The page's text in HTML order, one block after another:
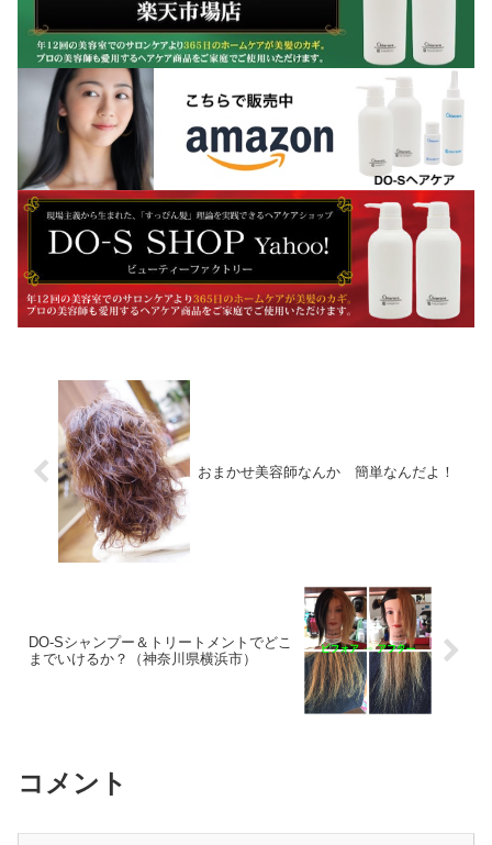
おまかせ美容師なんか 簡単なんだよ！
DO-Sシャンプー＆トリートメントでどこ
までいけるか？（神奈川県横浜市）
コメント